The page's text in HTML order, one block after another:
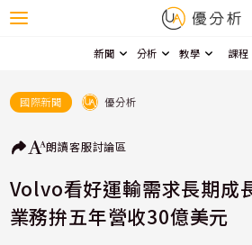
新聞 分析 教學 課程
國際新聞 優分析
朗讀客服討論區
Volvo看好運輸需求長期成
業務拚五年營收30億美元